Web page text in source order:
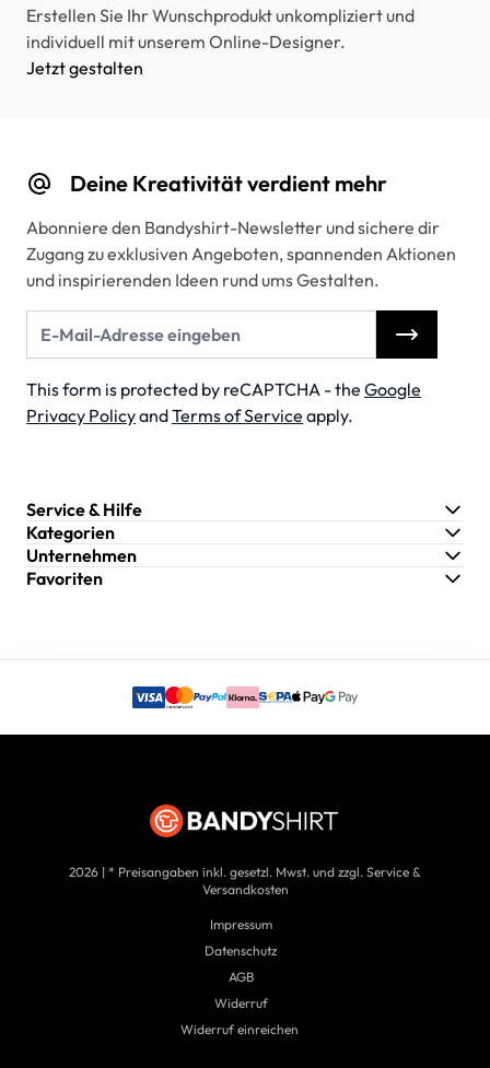
Erstellen Sie Ihr Wunschprodukt unkompliziert und
individuell mit unserem Online-Designer.
Jetzt gestalten
Deine Kreativität verdient mehr
Abonniere den Bandyshirt-Newsletter und sichere dir
Zugang zu exklusiven Angeboten, spannenden Aktionen
und inspirierenden Ideen rund ums Gestalten.
This form is protected by reCAPTCHA - the Google
Privacy PolicyandTerms of Service apply.
Service & Hilfe
Kategorien
Unternehmen
Favoriten
2026 | * Preisangaben inkl. gesetzl. Mwst. und zzgl. Service &
Versandkosten
Impressum
Datenschutz
AGB
Widerruf
Widerruf einreichen